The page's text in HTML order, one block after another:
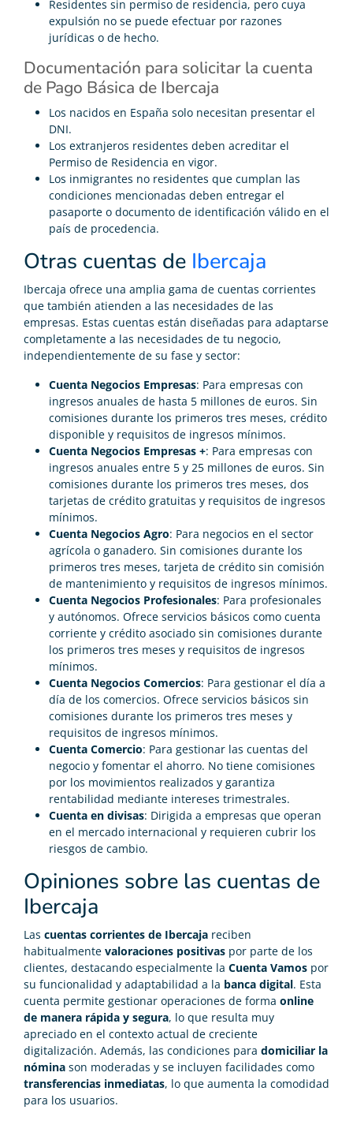
Residentes sin permiso de residencia, pero cuya
expulsión no se puede efectuar por razones
jurídicas o de hecho.
Documentación para solicitar la cuenta
de Pago Básica de Ibercaja
Los nacidos en España solo necesitan presentar el
DNI.
Los extranjeros residentes deben acreditar el
Permiso de Residencia en vigor.
Los inmigrantes no residentes que cumplan las
condiciones mencionadas deben entregar el
pasaporte o documento de identificación válido en el
país de procedencia.
Otras cuentas de Ibercaja
Ibercaja ofrece una amplia gama de cuentas corrientes
que también atienden a las necesidades de las
empresas. Estas cuentas están diseñadas para adaptarse
completamente a las necesidades de tu negocio,
independientemente de su fase y sector:
Cuenta Negocios Empresas: Para empresas con
ingresos anuales de hasta 5 millones de euros. Sin
comisiones durante los primeros tres meses, crédito
disponible y requisitos de ingresos mínimos.
Cuenta Negocios Empresas +: Para empresas con
ingresos anuales entre 5 y 25 millones de euros. Sin
comisiones durante los primeros tres meses, dos
tarjetas de crédito gratuitas y requisitos de ingresos
mínimos.
Cuenta Negocios Agro: Para negocios en el sector
agrícola o ganadero. Sin comisiones durante los
primeros tres meses, tarjeta de crédito sin comisión
de mantenimiento y requisitos de ingresos mínimos.
Cuenta Negocios Profesionales: Para profesionales
y autónomos. Ofrece servicios básicos como cuenta
corriente y crédito asociado sin comisiones durante
los primeros tres meses y requisitos de ingresos
mínimos.
Cuenta Negocios Comercios: Para gestionar el día a
día de los comercios. Ofrece servicios básicos sin
comisiones durante los primeros tres meses y
requisitos de ingresos mínimos.
Cuenta Comercio: Para gestionar las cuentas del
negocio y fomentar el ahorro. No tiene comisiones
por los movimientos realizados y garantiza
rentabilidad mediante intereses trimestrales.
Cuenta en divisas: Dirigida a empresas que operan
en el mercado internacional y requieren cubrir los
riesgos de cambio.
Opiniones sobre las cuentas de
Ibercaja
Las cuentas corrientes de Ibercaja reciben
habitualmente valoraciones positivas por parte de los
clientes, destacando especialmente la Cuenta Vamos por
su funcionalidad y adaptabilidad a la banca digital. Esta
cuenta permite gestionar operaciones de forma online
de manera rápida y segura, lo que resulta muy
apreciado en el contexto actual de creciente
digitalización. Además, las condiciones para domiciliar la
nómina son moderadas y se incluyen facilidades como
transferencias inmediatas, lo que aumenta la comodidad
para los usuarios.